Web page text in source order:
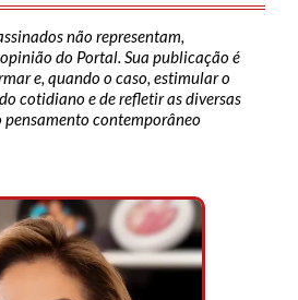
não representam,
do Portal. Sua publicação é
e, quando o caso, estimular o
cotidiano e de refletir as diversas
pensamento contemporâneo